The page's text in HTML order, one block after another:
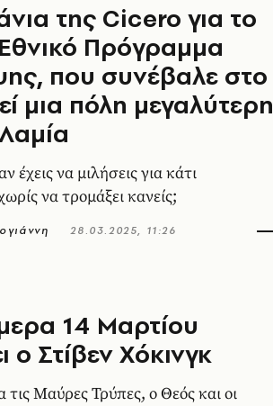
της Cicero για το
Πρόγραμμα
που συνέβαλε στο
μια πόλη μεγαλύτερη
έχεις να μιλήσεις για κάτι
να τρομάξει κανείς;
28.03.2025, 11:26
14 Μαρτίου
ο Στίβεν Χόκινγκ
Μαύρες Τρύπες, ο Θεός και οι